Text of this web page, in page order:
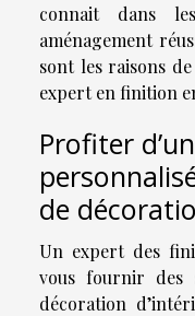
connait dans
aménagement
sont les raisons
expert en finition
Profiter
de
Un expert des
vous fournir des
décoration